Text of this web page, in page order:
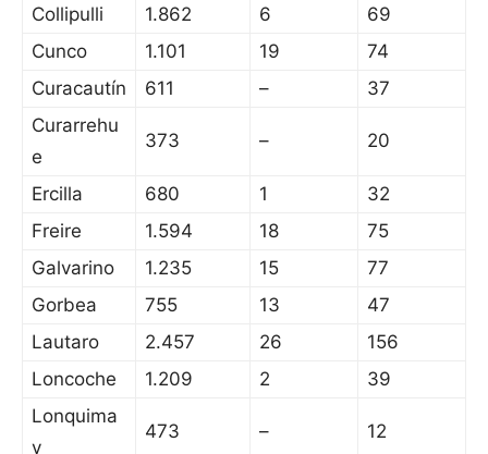
Collipulli
1.862 6
69
Cunco
1.101 19
74
Curacautín
611 –
37
Curarrehu
e
373 – 20
Ercilla 680 1
32
Freire
1.594 18
75
Galvarino
1.235 15
77
Gorbea
755 13
47
Lautaro
2.457 26
156
Loncoche
1.209 2
39
Lonquima
y
473 – 12